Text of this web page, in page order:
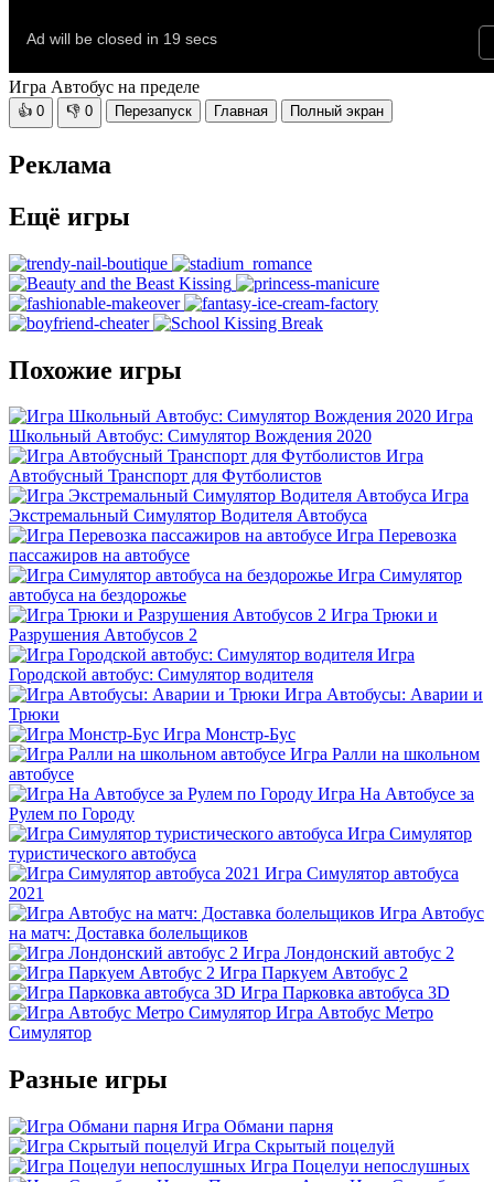
Игра Автобус на пределе
👍 0 👎 0 Перезапуск Главная Полный экран
Реклама
Ещё игры
Похожие игры
Игра
Школьный Автобус: Симулятор Вождения 2020
Игра
Автобусный Транспорт для Футболистов
Игра
Экстремальный Симулятор Водителя Автобуса
Игра Перевозка
пассажиров на автобусе
Игра Симулятор
автобуса на бездорожье
Игра Трюки и
Разрушения Автобусов 2
Игра
Городской автобус: Симулятор водителя
Игра Автобусы: Аварии и
Трюки
Игра Монстр-Бус
Игра Ралли на школьном
автобусе
Игра На Автобусе за
Рулем по Городу
Игра Симулятор
туристического автобуса
Игра Симулятор автобуса
2021
Игра Автобус
на матч: Доставка болельщиков
Игра Лондонский автобус 2
Игра Паркуем Автобус 2
Игра Парковка автобуса 3D
Игра Автобус Метро
Симулятор
Разные игры
Игра Обмани парня
Игра Скрытый поцелуй
Игра Поцелуи непослушных